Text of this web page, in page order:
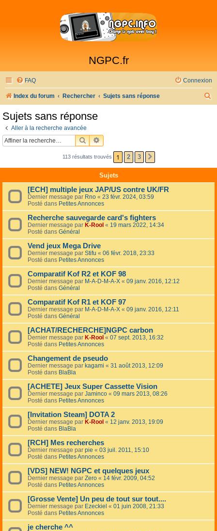
NGPC.fr
FAQ Connexion
Index du forum Rechercher Sujets sans réponse
h
r
Sujets sans réponse
Aller à la recherche avancée
RECHERCHER
RECHERCHE AVANCÉE
113 résultats trouvés 1 2 3
Sujets
[ECH] multiple jeux JAP/US contre UK/FR
Dernier message par Rno « 23 févr. 2024, 03:59
Posté dans Petites Annonces
Recherche sauvegarde card's fighters
Dernier message par K-Rool « 19 mars 2022, 14:34
Posté dans Général
Vend jeux Mega Drive
Dernier message par Stifu « 06 févr. 2018, 23:33
Posté dans Petites Annonces
Comparatif Kof R2 et KOF 98
Dernier message par M-A-D-M-A-X « 09 janv. 2016, 12:12
Posté dans Général
Comparatif Kof R1 et KOF 97
Dernier message par M-A-D-M-A-X « 09 janv. 2016, 12:11
Posté dans Général
[ACHAT/RECHERCHE]NGPC carbon
Dernier message par K-Rool « 07 sept. 2013, 16:32
Posté dans Petites Annonces
Changement de pseudo
Dernier message par kagami « 31 août 2013, 12:09
Posté dans BlaBla
[ACHETE] Jeux Super Cassette Vision
Dernier message par Jaminco « 09 mars 2013, 08:26
Posté dans Petites Annonces
[Invitation Steam] DOTA 2
Dernier message par K-Rool « 12 janv. 2013, 19:09
Posté dans BlaBla
[RCH] Mes recherches
Dernier message par pie « 03 juil. 2011, 15:10
Posté dans Petites Annonces
[VDS] NEW! NGPC et quelques jeux
Dernier message par Zero « 14 févr. 2009, 04:52
Posté dans Petites Annonces
[Grosse Vente] Un peu de tout sur tout....
Dernier message par Ezeckiel « 01 juin 2008, 21:33
Posté dans Petites Annonces
je cherche ^^